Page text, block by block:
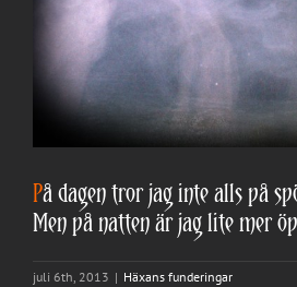
På dagen tror jag inte alls på
Men på natten är jag lite mer
juli 6th, 2013 | Häxans funderingar